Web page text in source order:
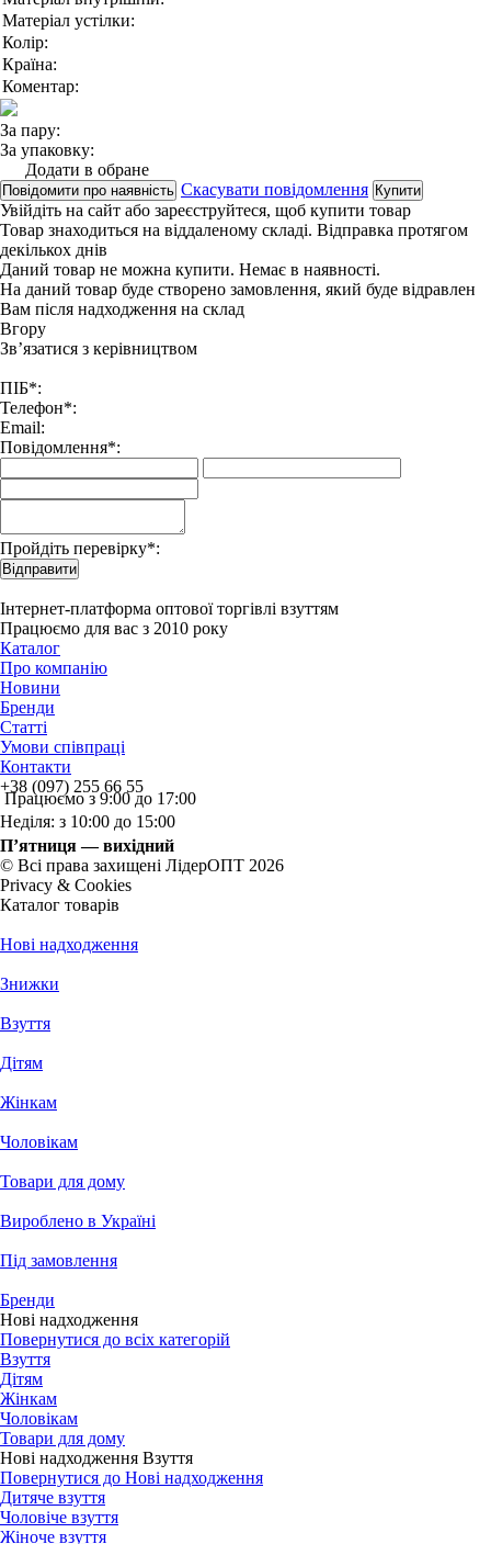
Матеріал устілки:
Колір:
Країна:
Коментар:
За пару:
За упаковку:
Додати в обране
Повідомити про наявність Скасувати повідомлення Купити
Увійдіть на сайт або зареєструйтеся, щоб купити товар
Товар знаходиться на віддаленому складі. Відправка протягом
декількох днів
Даний товар не можна купити. Немає в наявності.
На даний товар буде створено замовлення, який буде відравлен
Вам після надходження на склад
Вгору
Зв’язатися з керівництвом
ПІБ*:
Телефон*:
Email:
Повідомлення*:
Пройдіть перевірку*:
Відправити
Інтернет-платформа оптової торгівлі взуттям
Працюємо для вас з 2010 року
Каталог
Про компанію
Новини
Бренди
Статті
Умови співпраці
Контакти
+38 (097) 255 66 55
Працюємо з 9:00 до 17:00
Неділя: з 10:00 до 15:00
П’ятниця — вихідний
© Всі права захищені ЛідерОПТ 2026
Privacy & Cookies
Каталог товарів
Нові надходження
Знижки
Взуття
Дітям
Жінкам
Чоловікам
Товари для дому
Вироблено в Україні
Під замовлення
Бренди
Нові надходження
Повернутися до всіх категорій
Взуття
Дітям
Жінкам
Чоловікам
Товари для дому
Нові надходження Взуття
Повернутися до Нові надходження
Дитяче взуття
Чоловіче взуття
Жіноче взуття